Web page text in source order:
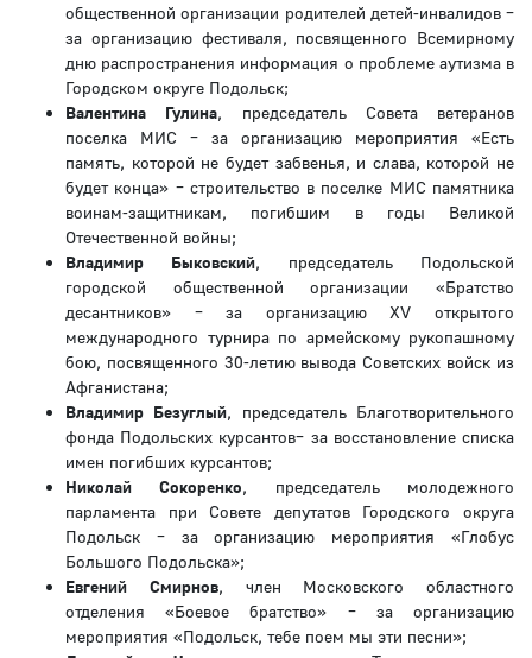
общественной организации родителей детей-инвалидов –
за организацию фестиваля, посвященного Всемирному
дню распространения информация о проблеме аутизма в
Городском округе Подольск;
Валентина Гулина, председатель Совета ветеранов
поселка МИС – за организацию мероприятия «Есть
память, которой не будет забвенья, и слава, которой не
будет конца» – строительство в поселке МИС памятника
воинам-защитникам, погибшим в годы Великой
Отечественной войны;
Владимир Быковский, председатель Подольской
городской общественной организации «Братство
десантников» – за организацию ХV открытого
международного турнира по армейскому рукопашному
бою, посвященного 30-летию вывода Советских войск из
Афганистана;
Владимир Безуглый, председатель Благотворительного
фонда Подольских курсантов– за восстановление списка
имен погибших курсантов;
Николай Сокоренко, председатель молодежного
парламента при Совете депутатов Городского округа
Подольск – за организацию мероприятия «Глобус
Большого Подольска»;
Евгений Смирнов, член Московского областного
отделения «Боевое братство» – за организацию
мероприятия «Подольск, тебе поем мы эти песни»;